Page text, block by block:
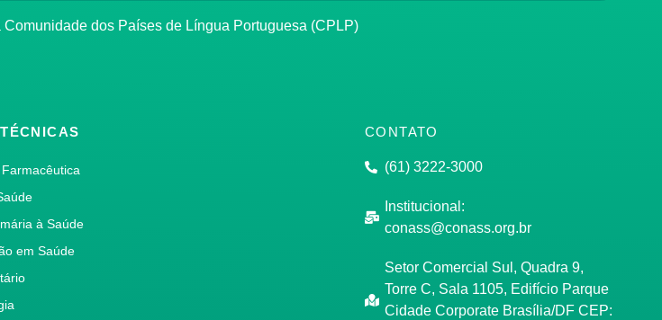
dos Países de Língua Portuguesa (CPLP)
à Saúde
em Saúde
CONTATO
(61) 3222-3000
Institucional:
conass@conass.org.br
Setor Comercial Sul, Quadra 9,
Torre C, Sala 1105, Edifício Parque
Cidade Corporate Brasília/DF CEP: